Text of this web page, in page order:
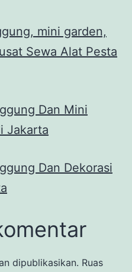
mini garden,
Sewa Alat Pesta
Dan Mini
Jakarta
Dan Dekorasi
dipublikasikan. Ruas